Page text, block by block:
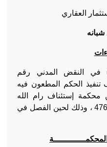
العقاري
في النقض المدني رقم
لوقف تنفيذ الحكم المطعون فيه
بتاريخ 1/07/2019 عن محكمة إستئناف رام الله
بالاستئناف المدني رقم 476/2013 ، وذلك لحين الفصل في
المحكمـــــــــــــة